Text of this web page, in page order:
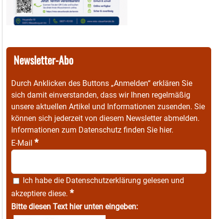
Newsletter-Abo
Durch Anklicken des Buttons „Anmelden“ erklären Sie
sich damit einverstanden, dass wir Ihnen regelmäßig
unsere aktuellen Artikel und Informationen zusenden. Sie
können sich jederzeit von diesem Newsletter abmelden.
Informationen zum Datenschutz finden Sie hier.
E-Mail *
Ich habe die Datenschutzerklärung gelesen und
akzeptiere diese. *
Bitte diesen Text hier unten eingeben: